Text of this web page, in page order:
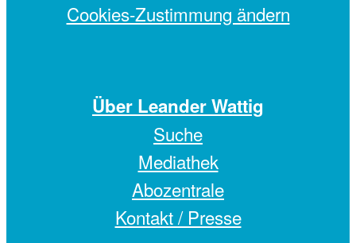
Cookies-Zustimmung ändern
Über Leander Wattig
Suche
Mediathek
Abozentrale
Kontakt / Presse